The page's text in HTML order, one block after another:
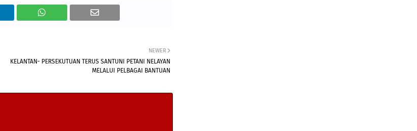
NEWER
KELANTAN- PERSEKUTUAN TERUS SANTUNI PETANI NELAYAN
MELALUI PELBAGAI BANTUAN